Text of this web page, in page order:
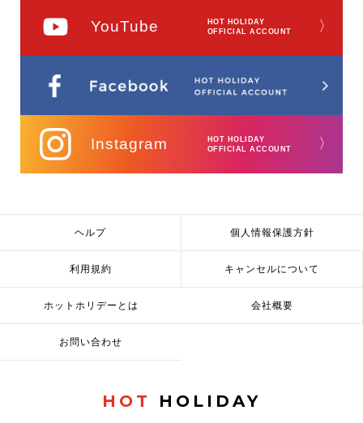
YouTube
HOT HOLIDAY
OFFICIAL ACCOUNT
〉
Instagram
HOT HOLIDAY
OFFICIAL ACCOUNT
〉
ヘルプ 個人情報保護方針
利用規約 キャンセルについて
ホットホリデーとは 会社概要
お問い合わせ
HOT HOLIDAY